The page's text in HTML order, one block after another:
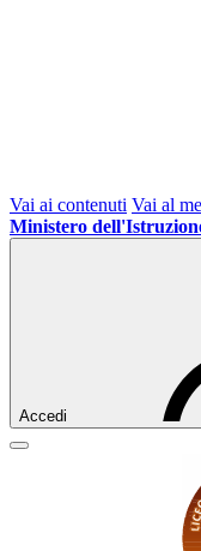
Vai ai contenuti Vai al
Ministero
Accedi